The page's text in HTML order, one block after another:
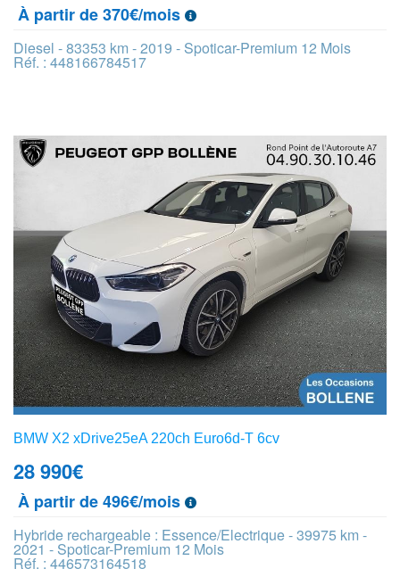
À partir de 370€/mois
Diesel - 83353 km - 2019 - Spoticar-Premium 12 Mois
Réf. : 448166784517
BMW X2 xDrive25eA 220ch Euro6d-T 6cv
28 990€
À partir de 496€/mois
Hybride rechargeable : Essence/Electrique - 39975 km -
2021 - Spoticar-Premium 12 Mois
Réf. : 446573164518